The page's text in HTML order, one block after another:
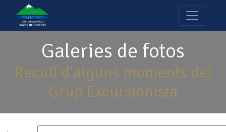
Galeries de fotos
Recull d'alguns moments del
Grup Excursionista